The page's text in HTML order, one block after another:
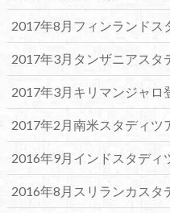
2017年8月フィンランドス
2017年3月タンザニアスタ
2017年3月キリマンジャロ
2017年2月南米スタディツ
2016年9月インドスタディ
2016年8月スリランカスタ